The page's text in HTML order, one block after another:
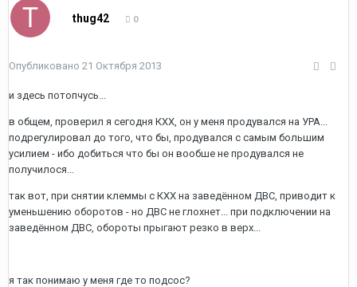
thug42 0
Опубликовано 21 Октября 2013
и здесь потопчусь...
в общем, проверил я сегодня КХХ, он у меня продувался на УРА...
подрегулировал до того, что бы, продувался с самым большим
усилием - ибо добиться что бы он вообше не продувался не
получилося...
так вот, при снятии клеммы с КХХ на заведённом ДВС, приводит к
уменьшению оборотов - но ДВС не глохнет... при подключении на
заведённом ДВС, обороты прыгают резко в верх...
я так понимаю у меня где то подсос?